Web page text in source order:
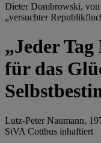
Dieter Dombrowski, von
„versuchter
„Jeder
für das
Lutz-Peter Naumann,
StVA Cottbus inhaftiert